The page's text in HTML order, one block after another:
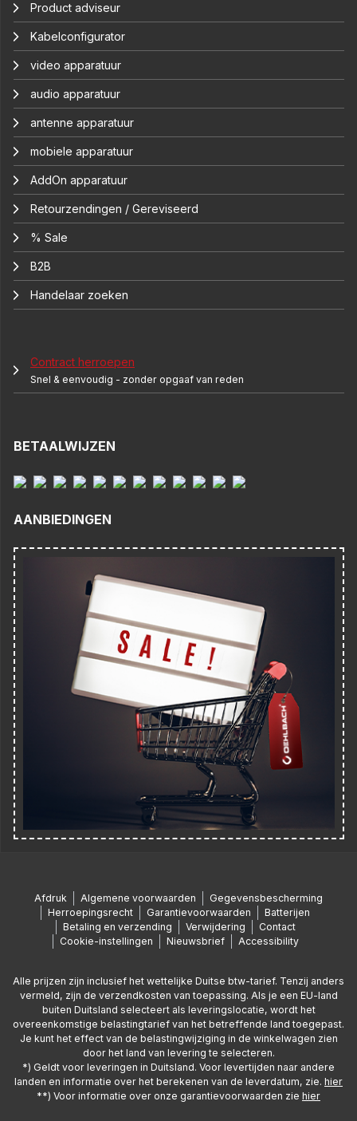
Product adviseur
Kabelconfigurator
video apparatuur
audio apparatuur
antenne apparatuur
mobiele apparatuur
AddOn apparatuur
Retourzendingen / Gereviseerd
% Sale
B2B
Handelaar zoeken
Contract herroepen
Snel & eenvoudig - zonder opgaaf van reden
BETAALWIJZEN
AANBIEDINGEN
Afdruk Algemene voorwaarden
Gegevensbescherming
Herroepingsrecht
Garantievoorwaarden
Batterijen
Betaling en verzending
Verwijdering
Contact
Cookie-instellingen
Nieuwsbrief Accessibility
Alle prijzen zijn inclusief het wettelijke Duitse btw-tarief. Tenzij anders
vermeld, zijn de verzendkosten van toepassing. Als je een EU-land
buiten Duitsland selecteert als leveringslocatie, wordt het
overeenkomstige belastingtarief van het betreffende land toegepast.
Je kunt het effect van de belastingwijziging in de winkelwagen zien
door het land van levering te selecteren.
*) Geldt voor leveringen in Duitsland. Voor levertijden naar andere
landen en informatie over het berekenen van de leverdatum, zie. hier
**) Voor informatie over onze garantievoorwaarden zie hier